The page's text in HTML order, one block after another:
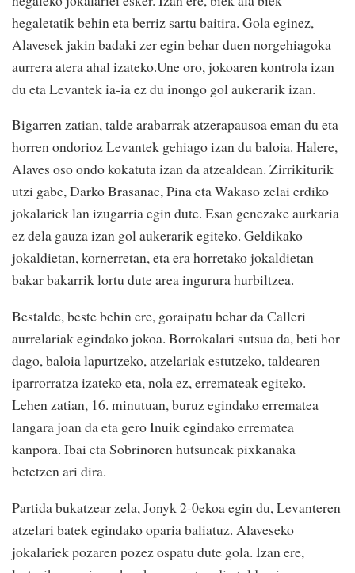
hegaletatik behin eta berriz sartu baitira. Gola eginez,
Alavesek jakin badaki zer egin behar duen norgehiagoka
aurrera atera ahal izateko.Une oro, jokoaren kontrola izan
du eta Levantek ia-ia ez du inongo gol aukerarik izan.
Bigarren zatian, talde arabarrak atzerapausoa eman du eta
horren ondorioz Levantek gehiago izan du baloia. Halere,
Alaves oso ondo kokatuta izan da atzealdean. Zirrikiturik
utzi gabe, Darko Brasanac, Pina eta Wakaso zelai erdiko
jokalariek lan izugarria egin dute. Esan genezake aurkaria
ez dela gauza izan gol aukerarik egiteko. Geldikako
jokaldietan, kornerretan, eta era horretako jokaldietan
bakar bakarrik lortu dute area ingurura hurbiltzea.
Bestalde, beste behin ere, goraipatu behar da Calleri
aurrelariak egindako jokoa. Borrokalari sutsua da, beti hor
dago, baloia lapurtzeko, atzelariak estutzeko, taldearen
iparrorratza izateko eta, nola ez, erremateak egiteko.
Lehen zatian, 16. minutuan, buruz egindako errematea
langara joan da eta gero Inuik egindako errematea
kanpora. Ibai eta Sobrinoren hutsuneak pixkanaka
betetzen ari dira.
Partida bukatzear zela, Jonyk 2-0ekoa egin du, Levanteren
atzelari batek egindako oparia baliatuz. Alaveseko
jokalariek pozaren pozez ospatu dute gola. Izan ere,